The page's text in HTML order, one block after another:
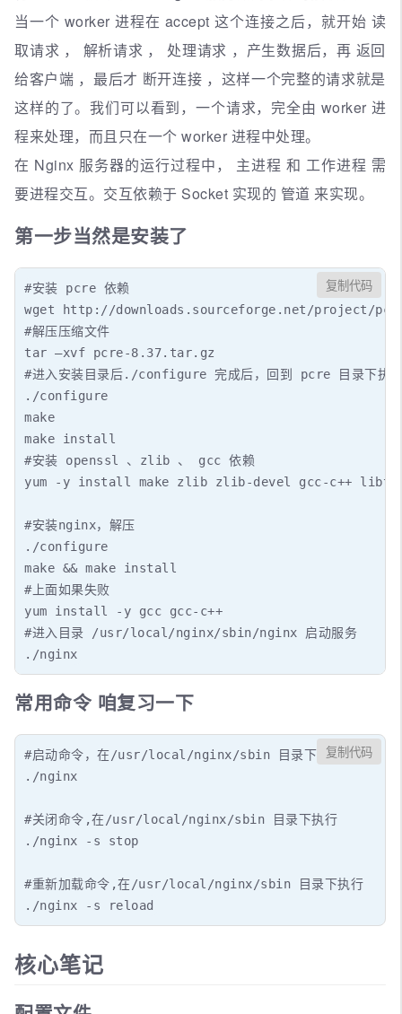
当一个 worker 进程在 accept 这个连接之后，就开始 读
取请求 ， 解析请求 ， 处理请求 ，产生数据后，再 返回
给客户端 ，最后才 断开连接 ，这样一个完整的请求就是
这样的了。我们可以看到，一个请求，完全由 worker 进
程来处理，而且只在一个 worker 进程中处理。
在 Nginx 服务器的运行过程中， 主进程 和 工作进程 需
要进程交互。交互依赖于 Socket 实现的 管道 来实现。
第一步当然是安装了
#安装 pcre 依赖
wget http://downloads.sourceforge.net/project/
#解压压缩文件
tar –xvf pcre-8.37.tar.gz
#进入安装目录后./configure 完成后，回到 pcre 目录下执
./configure
make
make install
#安装 openssl 、zlib 、 gcc 依赖
yum -y install make zlib zlib-devel gcc-c++
#安装nginx，解压
./configure
make && make install
#上面如果失败
yum install -y gcc gcc-c++
#进入目录 /usr/local/nginx/sbin/nginx 启动服务
./nginx
复制代码
常用命令 咱复习一下
#启动命令，在/usr/local/nginx/sbin 目录下执行
./nginx
#关闭命令,在/usr/local/nginx/sbin 目录下执行
./nginx -s stop
#重新加载命令,在/usr/local/nginx/sbin 目录下执行
./nginx -s reload
复制代码
核心笔记